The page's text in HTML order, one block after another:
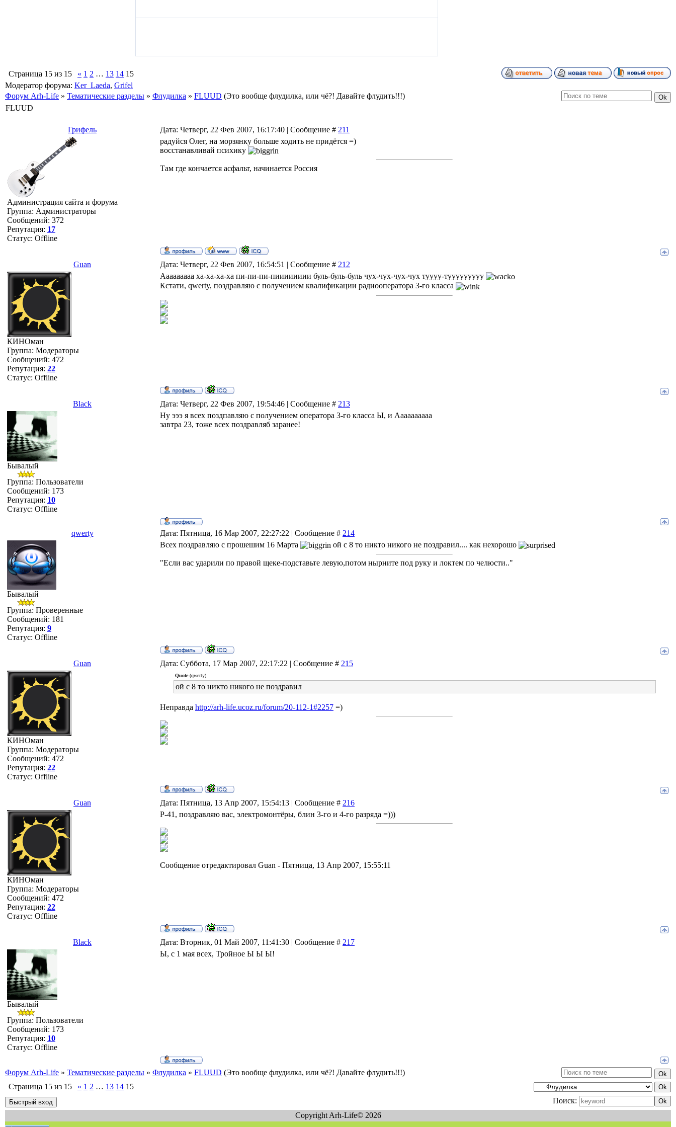
Страница 15 из 15 « 1 2 … 13 14 15
Модератор форума: Ker_Laeda, Grifel
Форум Arh-Life » Тематические разделы » Флудилка » FLUUD (Это вообще флудилка, или чё?! Давайте флудить!!!)
FLUUD
Грифель Дата: Четверг, 22 Фев 2007, 16:17:40 | Сообщение # 211
Администрация сайта и форума
Группа: Администраторы
Сообщений: 372
Репутация: 17
Статус: Offline
радуйся Олег, на морзянку больше ходить не придётся =)
восстанавливай психику
Там где кончается асфальт, начинается Россия
Guan Дата: Четверг, 22 Фев 2007, 16:54:51 | Сообщение # 212
КИНОман
Группа: Модераторы
Сообщений: 472
Репутация: 22
Статус: Offline
Ааааааааа ха-ха-ха-ха пи-пи-пи-пииииииии буль-буль-буль чух-чух-чух-чух туууу-тууууууууу
Кстати, qwerty, поздравляю с получением квалификации радиооператора 3-го класса
Black Дата: Четверг, 22 Фев 2007, 19:54:46 | Сообщение # 213
Бывалый
Группа: Пользователи
Сообщений: 173
Репутация: 10
Статус: Offline
Ну эээ я всех поздпавляю с получением оператора 3-го класса Ы, и Аааааааааа
завтра 23, тоже всех поздравляб заранее!
qwerty Дата: Пятница, 16 Мар 2007, 22:27:22 | Сообщение # 214
Бывалый
Группа: Проверенные
Сообщений: 181
Репутация: 9
Статус: Offline
Всех поздравляю с прошешим 16 Марта ой с 8 то никто никого не поздравил.... как нехорошо
"Если вас ударили по правой щеке-подставьте левую,потом нырните под руку и локтем по челюсти.."
Guan Дата: Суббота, 17 Мар 2007, 22:17:22 | Сообщение # 215
КИНОман
Группа: Модераторы
Сообщений: 472
Репутация: 22
Статус: Offline
Quote(qwerty)
ой с 8 то никто никого не поздравил
Неправда http://arh-life.ucoz.ru/forum/20-112-1#2257 =)
Guan Дата: Пятница, 13 Апр 2007, 15:54:13 | Сообщение # 216
КИНОман
Группа: Модераторы
Сообщений: 472
Репутация: 22
Статус: Offline
Р-41, поздравляю вас, электромонтёры, блин 3-го и 4-го разряда =)))
Сообщение отредактировал Guan - Пятница, 13 Апр 2007, 15:55:11
Black Дата: Вторник, 01 Май 2007, 11:41:30 | Сообщение # 217
Бывалый
Группа: Пользователи
Сообщений: 173
Репутация: 10
Статус: Offline
Ы, с 1 мая всех, Тройное Ы Ы Ы!
Форум Arh-Life » Тематические разделы » Флудилка » FLUUD (Это вообще флудилка, или чё?! Давайте флудить!!!)
Страница 15 из 15 « 1 2 … 13 14 15
Поиск:
Copyright Arh-Life© 2026